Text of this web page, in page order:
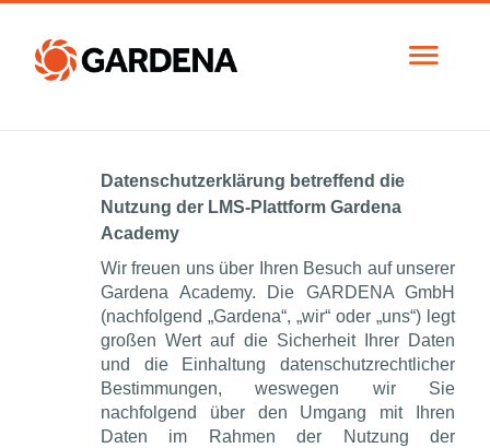
Norsk bokmål (Norge)
Schweiz
Österreich
Deutschland
Datenschutzerklärung betreffend die
Nutzung der LMS-Plattform Gardena
Academy
Wir freuen uns über Ihren Besuch auf unserer
Gardena Academy. Die GARDENA GmbH
(nachfolgend „Gardena“, „wir“ oder „uns“) legt
großen Wert auf die Sicherheit Ihrer Daten
und die Einhaltung datenschutzrechtlicher
Bestimmungen, weswegen wir Sie
nachfolgend über den Umgang mit Ihren
Daten im Rahmen der Nutzung der